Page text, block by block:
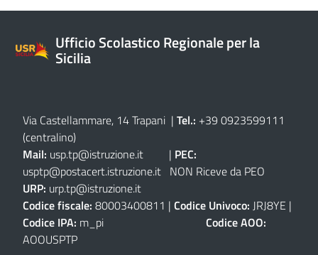
Ufficio Scolastico Regionale per la
Sicilia
Via Castellammare, 14 Trapani | Tel.: +39 0923599111
(centralino)
Mail: usp.tp@istruzione.it | PEC:
usptp@postacert.istruzione.it NON Riceve da PEO
URP: urp.tp@istruzione.it
Codice fiscale: 80003400811 | Codice Univoco: JRJ8YE |
Codice IPA: m_pi Codice AOO:
AOOUSPTP